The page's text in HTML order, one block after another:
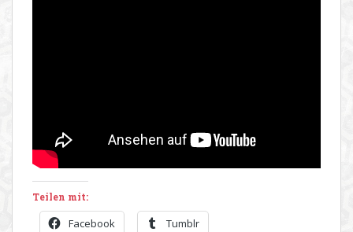
Teilen mit:
Facebook Tumblr